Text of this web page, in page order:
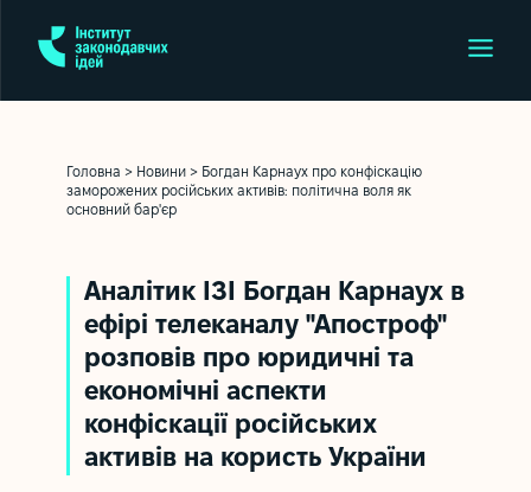
Головна > Новини > Богдан Карнаух про конфіскацію
заморожених російських активів: політична воля як
основний бар'єр
Аналітик ІЗІ Богдан Карнаух в
ефірі телеканалу "Апостроф"
розповів про юридичні та
економічні аспекти
конфіскації російських
активів на користь України